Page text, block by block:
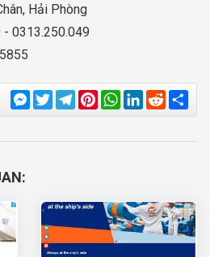
Hải Phòng
0313.250.049
Messenger
TwitterTelegram
Pinterest
WhatsApp
LinkedIn
Reddit